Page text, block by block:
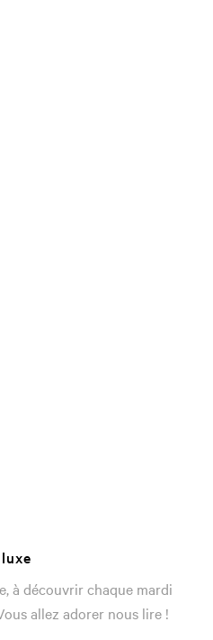
à découvrir chaque mardi
allez adorer nous lire !